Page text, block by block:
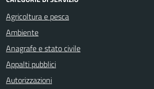
Agricoltura e pesca
Ambiente
Anagrafe e stato civile
Appalti pubblici
Autorizzazioni